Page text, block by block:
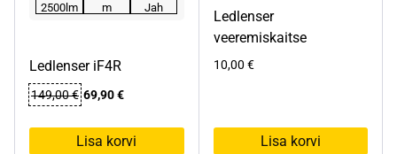
2500lm m Jah
Ledlenser iF4R
149,00€ Algne
oli:
149,00 €.
69,90€Praegune
on:
69,90 €.
Lisa korvi
Ledlenser
veeremiskaitse
10,00 €
Lisa korvi